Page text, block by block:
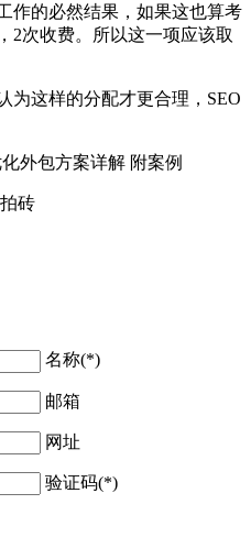
的必然结果，如果这也算考
2次收费。所以这一项应该取
这样的分配才更合理，SEO
砖
名称(*)
邮箱
网址
验证码(*)